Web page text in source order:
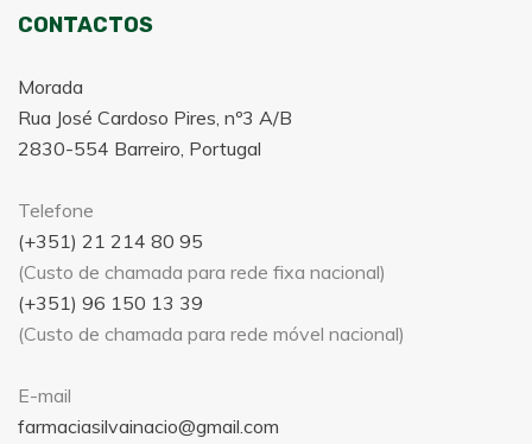
CONTACTOS
Morada
Rua José Cardoso Pires, nº3 A/B
2830-554 Barreiro, Portugal
Telefone
(+351) 21 214 80 95
(Custo de chamada para rede fixa nacional)
(+351) 96 150 13 39
(Custo de chamada para rede móvel nacional)
E-mail
farmaciasilvainacio@gmail.com